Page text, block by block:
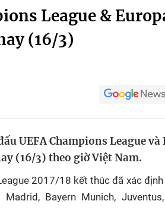
Các môn khác
League &
(16/3)
UEFA Champions League và
(16/3) theo giờ Việt Nam.
2017/18 kết thúc đã xác định
Bayern Munich, Juventus,